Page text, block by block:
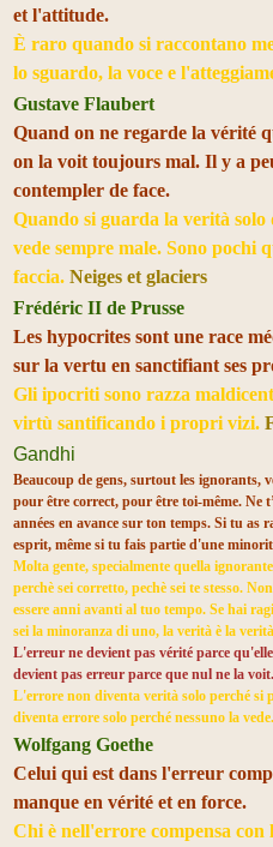
et l'attitude.
È raro quando si raccontano
lo sguardo, la voce e
Gustave Flaubert
Quand on ne regarde la vérité
on la voit toujours mal. Il y a
contempler de face.
Quando si guarda la verità
vede sempre male. Sono pochi
faccia. Neiges et glaciers
Frédéric II de Prusse
Les hypocrites sont une race
sur la vertu en sanctifiant ses
Gli ipocriti sono razza
virtù santificando i propri vizi.
Gandhi
Beaucoup de gens, surtout les ignorants,
pour être correct, pour être toi-même. Ne
années en avance sur ton temps. Si tu as
esprit, même si tu fais partie d'une
Molta gente, specialmente quella
perchè sei corretto, pechè sei te stesso.
essere anni avanti al tuo tempo. Se hai
sei la minoranza di uno, la verità è la
L'erreur ne devient pas vérité parce
devient pas erreur parce que nul ne la voit.
L'errore non diventa verità solo perché si
diventa errore solo perché nessuno la vede.
Wolfgang Goethe
Celui qui est dans l'erreur
manque en vérité et en force.
Chi è nell'errore compensa con